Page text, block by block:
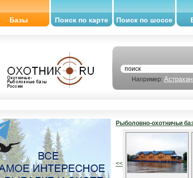
Базы Поиск по карте Поиск по шоссе
Например:
Рыболовно-охотничьи
<<